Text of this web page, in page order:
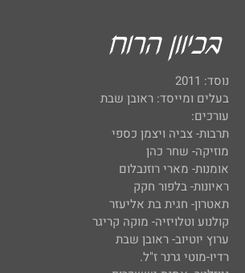
נוסד: 2011
בעלים ומייסד: ראובן שבת
עורכים:
תרבות- צביה ויצמן כספי
מוזיקה- שחר כהן
אומנות- מארי רוזנבלום
ראיונות- בלפור חקק
תאטרון- חגית בת אליעזר
קולנוע וטלויזיה- מוקה קריגר
ערוץ יוטיוב- ראובן שבת
רדיו-מוטי גרנר ז"ל.